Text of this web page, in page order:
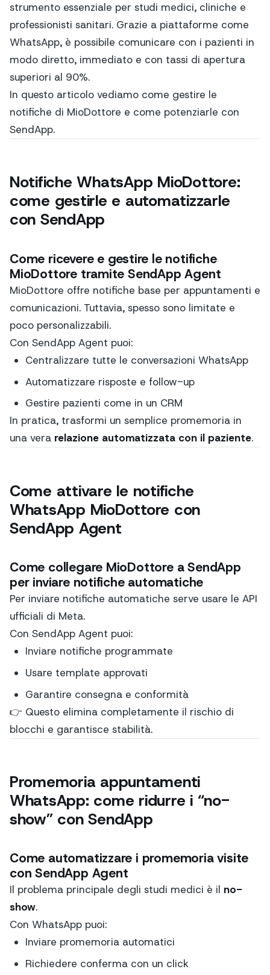
strumento essenziale per studi medici, cliniche e
professionisti sanitari. Grazie a piattaforme come
WhatsApp, è possibile comunicare con i pazienti in
modo diretto, immediato e con tassi di apertura
superiori al 90%.
In questo articolo vediamo come gestire le
notifiche di MioDottore e come potenziarle con
SendApp.
Notifiche WhatsApp MioDottore:
come gestirle e automatizzarle
con SendApp
Come ricevere e gestire le notifiche
MioDottore tramite SendApp Agent
MioDottore offre notifiche base per appuntamenti e
comunicazioni. Tuttavia, spesso sono limitate e
poco personalizzabili.
Con SendApp Agent puoi:
Centralizzare tutte le conversazioni WhatsApp
Automatizzare risposte e follow-up
Gestire pazienti come in un CRM
In pratica, trasformi un semplice promemoria in
una vera relazione automatizzata con il paziente.
Come attivare le notifiche
WhatsApp MioDottore con
SendApp Agent
Come collegare MioDottore a SendApp
per inviare notifiche automatiche
Per inviare notifiche automatiche serve usare le API
ufficiali di Meta.
Con SendApp Agent puoi:
Inviare notifiche programmate
Usare template approvati
Garantire consegna e conformità
👉 Questo elimina completamente il rischio di
blocchi e garantisce stabilità.
Promemoria appuntamenti
WhatsApp: come ridurre i “no-
show” con SendApp
Come automatizzare i promemoria visite
con SendApp Agent
Il problema principale degli studi medici è il no-
show.
Con WhatsApp puoi:
Inviare promemoria automatici
Richiedere conferma con un click